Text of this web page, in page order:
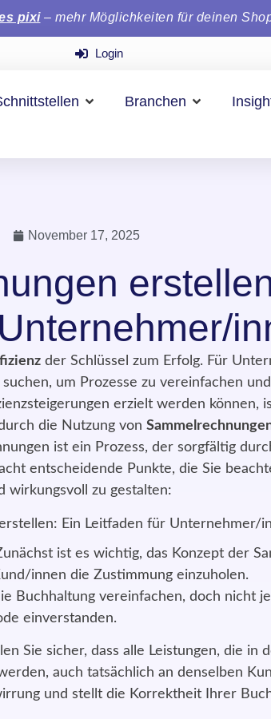
pixi– mehr Möglichkeiten für deinen
Login
Branchen
November 17, 2025
der Schlüssel zum Erfolg. Für
um Prozesse zu vereinfachen
erzielt werden können,
die Nutzung von
ist ein Prozess, der sorgfältig
entscheidende Punkte, die Sie
wirkungsvoll zu gestalten:
ist es wichtig, das Konzept der
innen die Zustimmung einzuholen.
Buchhaltung vereinfachen, doch nicht
einverstanden.
Sie sicher, dass alle Leistungen, die in
auch tatsächlich an denselben
und stellt die Korrektheit Ihrer